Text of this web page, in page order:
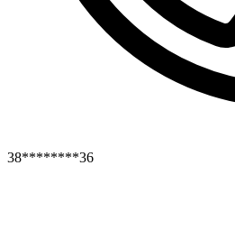
38********36